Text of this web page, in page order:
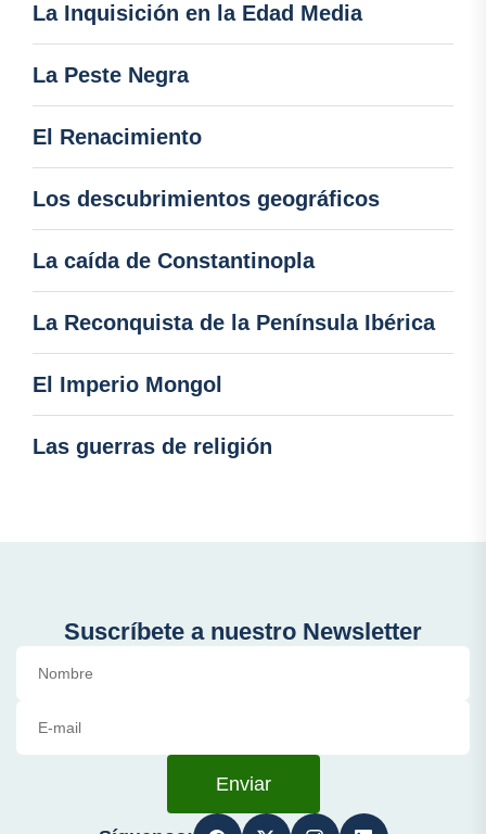
La Inquisición en la Edad Media
La Peste Negra
El Renacimiento
Los descubrimientos geográficos
La caída de Constantinopla
La Reconquista de la Península Ibérica
El Imperio Mongol
Las guerras de religión
Suscríbete a nuestro Newsletter
Enviar